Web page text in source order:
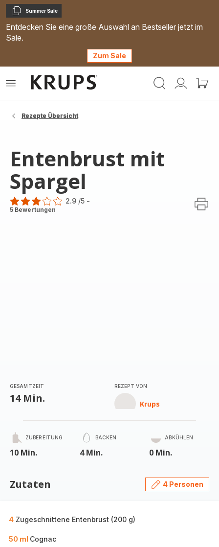
Kopieren
Summer Sale
Entdecken Sie eine große Auswahl an Bestseller jetzt im
Sale.
Zum Sale
Mein
Mein
Das
Rezepte Übersicht
Entenbrust mit
Spargel
ratings.2.9
2.9 /5 -
5 Bewertungen
GESAMTZEIT
14 Min.
REZEPT VON
Krups
ZUBEREITUNG
10 Min.
BACKEN
4 Min.
ABKÜHLEN
0 Min.
Zutaten 4 Personen
4 Zugeschnittene Entenbrust (200 g)
50 ml Cognac